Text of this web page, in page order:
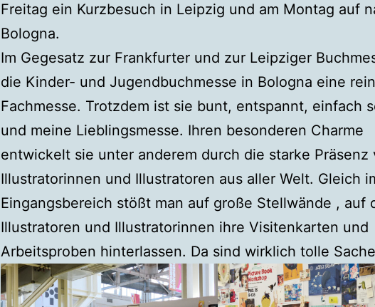
Freitag ein Kurzbesuch in Leipzig und am Montag auf
Bologna.
Im Gegesatz zur Frankfurter und zur Leipziger
die Kinder- und Jugendbuchmesse in Bologna eine
Fachmesse. Trotzdem ist sie bunt, entspannt, einfach
und meine Lieblingsmesse. Ihren besonderen Charme
entwickelt sie unter anderem durch die starke Präsenz
Illustratorinnen und Illustratoren aus aller Welt. Gleich
Eingangsbereich stößt man auf große Stellwände , auf
Illustratoren und Illustratorinnen ihre Visitenkarten und
Arbeitsproben hinterlassen. Da sind wirklich tolle